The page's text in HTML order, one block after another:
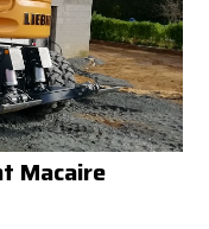
Macaire